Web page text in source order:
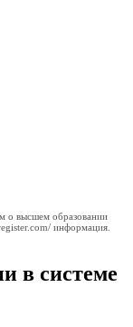
о высшем образовании
информация.
в системе